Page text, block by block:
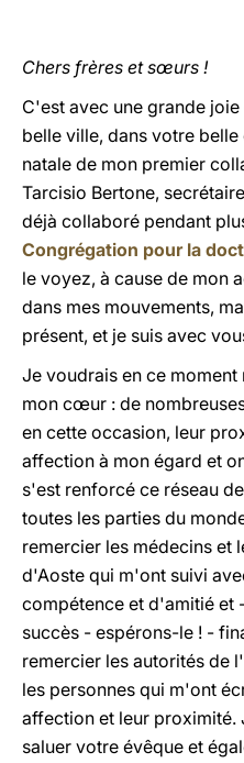
Chers frères et sœurs !
C'est avec une grande
belle ville, dans votre
natale de mon premier
Tarcisio Bertone,
déjà collaboré pendant
Congrégation pour la
le voyez, à cause de mon
dans mes mouvements,
présent, et je suis avec
Je voudrais en ce
mon cœur : de
en cette occasion, leur
affection à mon égard et
s'est renforcé ce réseau
toutes les parties du
remercier les médecins et
d'Aoste qui m'ont suivi
compétence et d'amitié et
succès - espérons-le ! -
remercier les autorités de
les personnes qui m'ont
affection et leur proximité.
saluer votre évêque et